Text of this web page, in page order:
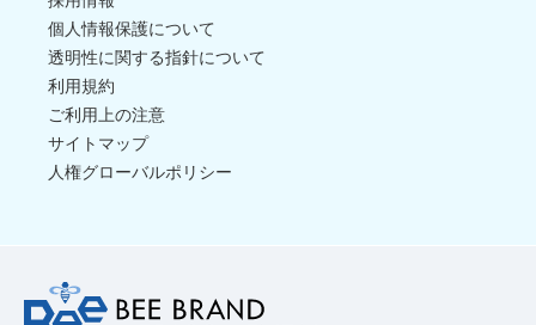
個人情報保護について
透明性に関する指針について
利用規約
ご利用上の注意
サイトマップ
人権グローバルポリシー